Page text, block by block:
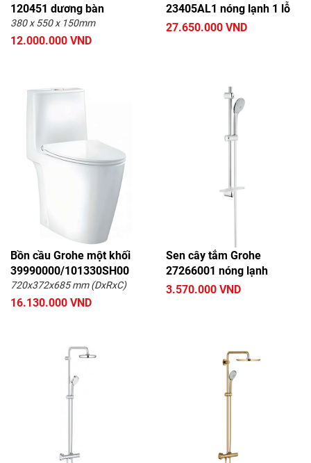
120451 dương bàn
380 x 550 x 150mm
12.000.000 VND
23405AL1 nóng lạnh 1 lỗ
27.650.000 VND
Bồn cầu Grohe một khối
39990000/101330SH00
720x372x685 mm (DxRxC)
16.130.000 VND
Sen cây tắm Grohe
27266001 nóng lạnh
3.570.000 VND